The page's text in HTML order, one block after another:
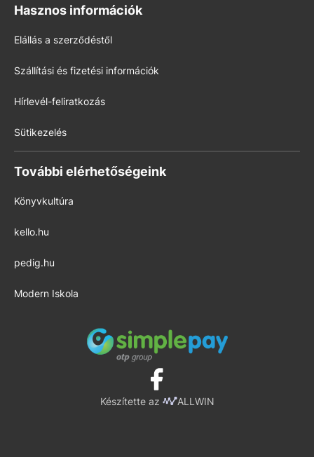
Hasznos információk
Elállás a szerződéstől
Szállítási és fizetési információk
Hírlevél-feliratkozás
Sütikezelés
További elérhetőségeink
Könyvkultúra
kello.hu
pedig.hu
Modern Iskola
Készítette az ALLWIN